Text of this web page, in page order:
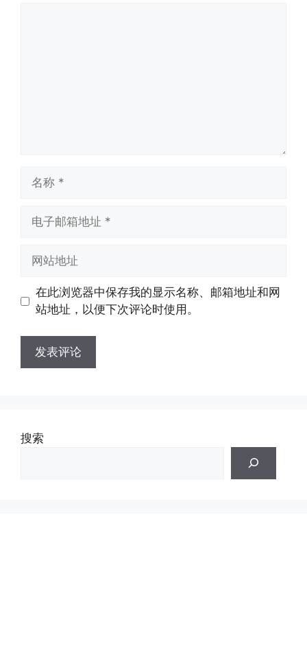
址
址
在此浏览器中保存我的显示名称、邮箱地址和网
站地址，以便下次评论时使用。
搜索